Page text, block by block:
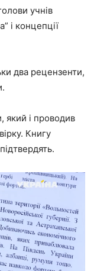
учнів
і концепції
два рецензенти,
який і проводив
Книгу